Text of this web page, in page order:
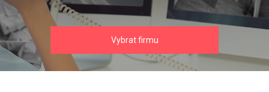
Vybrat firmu